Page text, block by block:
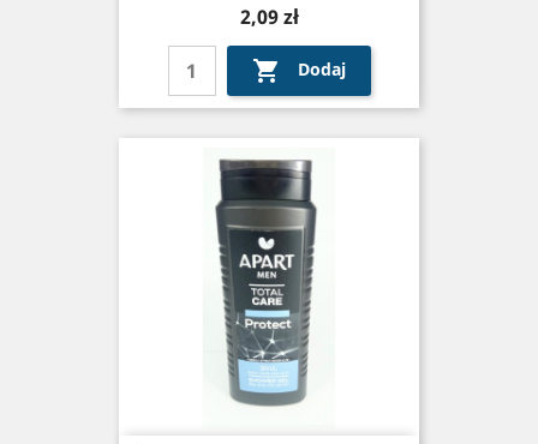
Cena
2,09 zł
 Dodaj